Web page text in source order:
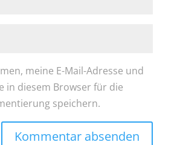
meine E-Mail-Adresse und
in diesem Browser für die
speichern.